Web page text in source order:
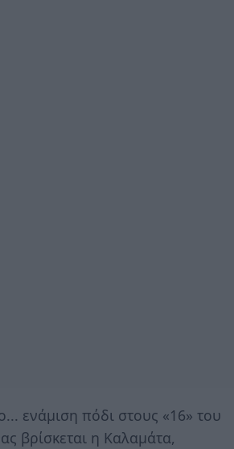
ενάμιση πόδι στους «16» του
βρίσκεται η Καλαμάτα,